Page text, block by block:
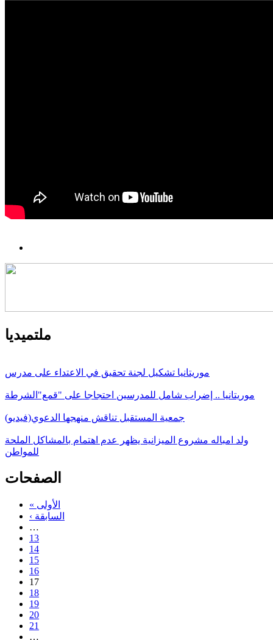
ملتميديا
موريتانيا تشكيل لجنة تحقيق في الاعتداء على مدرس
موريتانيا .. إضراب شامل للمدرسين احتجاجا على "قمع"الشرطة
جمعية المستقبل تناقش منهجها الدعوي(فيديو)
ولد امباله مشروع الميزانية يظهر عدم اهتمام بالمشاكل الملحة
للمواطن
الصفحات
« الأولى
‹ السابقة
…
13
14
15
16
17
18
19
20
21
…